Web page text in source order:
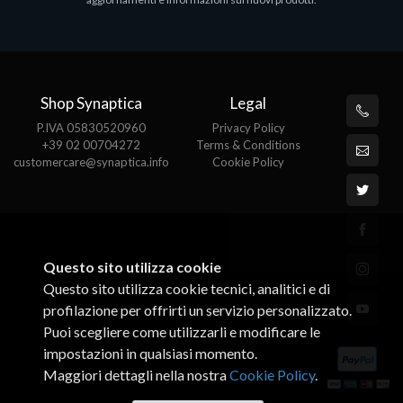
Shop Synaptica
P.IVA 05830520960
+39 02 00704272
customercare@synaptica.info
Legal
Privacy Policy
Terms & Conditions
Cookie Policy
Questo sito utilizza cookie
Questo sito utilizza cookie tecnici, analitici e di
profilazione per offrirti un servizio personalizzato.
Puoi scegliere come utilizzarli e modificare le
impostazioni in qualsiasi momento.
Maggiori dettagli nella nostraCookie Policy.